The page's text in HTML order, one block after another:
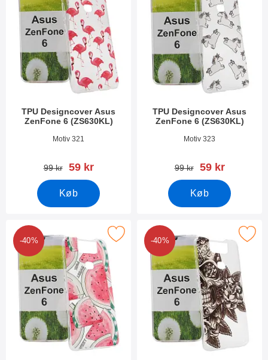
TPU Designcover Asus
ZenFone 6 (ZS630KL)
Varenr 32005Motiv 321
pris
99 kr pris
59 kr
Køb
TPU Designcover Asus
ZenFone 6 (ZS630KL)
Varenr 32003Motiv 323
pris
99 kr pris
59 kr
Køb
-40%
tPU Designcover Asus ZenFone 6 (ZS630KL) som favorit
-40%
Marker tPU Designcover Asus